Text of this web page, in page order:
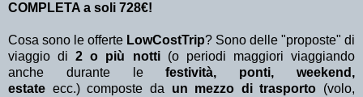
COMPLETA a soli 728€!
Cosa sono le offerte LowCostTrip? Sono delle "proposte" di
viaggio di2 o più notti (o periodi maggiori viaggiando
anche durante lefestività, ponti, weekend,
estate ecc.) composte da un mezzo di trasporto (volo,